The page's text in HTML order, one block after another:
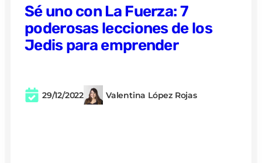
Sé uno con La Fuerza: 7
poderosas lecciones de los
Jedis para emprender
29/12/2022 Valentina López Rojas